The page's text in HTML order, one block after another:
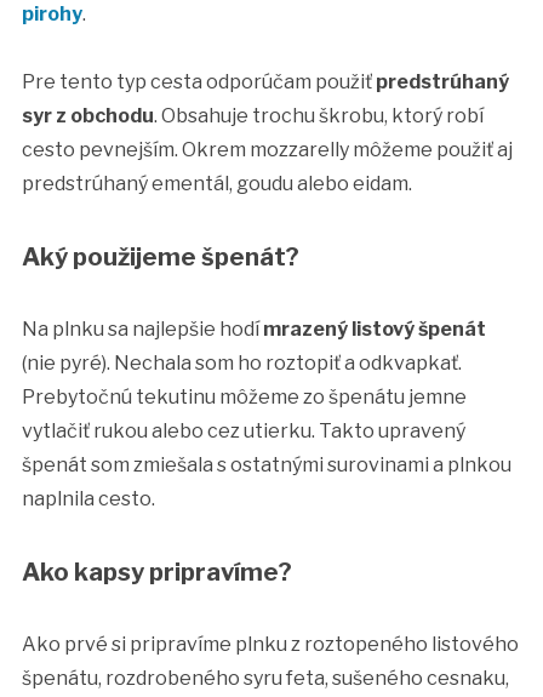
pirohy.
Pre tento typ cesta odporúčam použiť predstrúhaný
syr z obchodu. Obsahuje trochu škrobu, ktorý robí
cesto pevnejším. Okrem mozzarelly môžeme použiť aj
predstrúhaný ementál, goudu alebo eidam.
Aký použijeme špenát?
Na plnku sa najlepšie hodímrazený listový špenát
(nie pyré). Nechala som ho roztopiť a odkvapkať.
Prebytočnú tekutinu môžeme zo špenátu jemne
vytlačiť rukou alebo cez utierku. Takto upravený
špenát som zmiešala s ostatnými surovinami a plnkou
naplnila cesto.
Ako kapsy pripravíme?
Ako prvé si pripravíme plnku z roztopeného listového
špenátu, rozdrobeného syru feta, sušeného cesnaku,